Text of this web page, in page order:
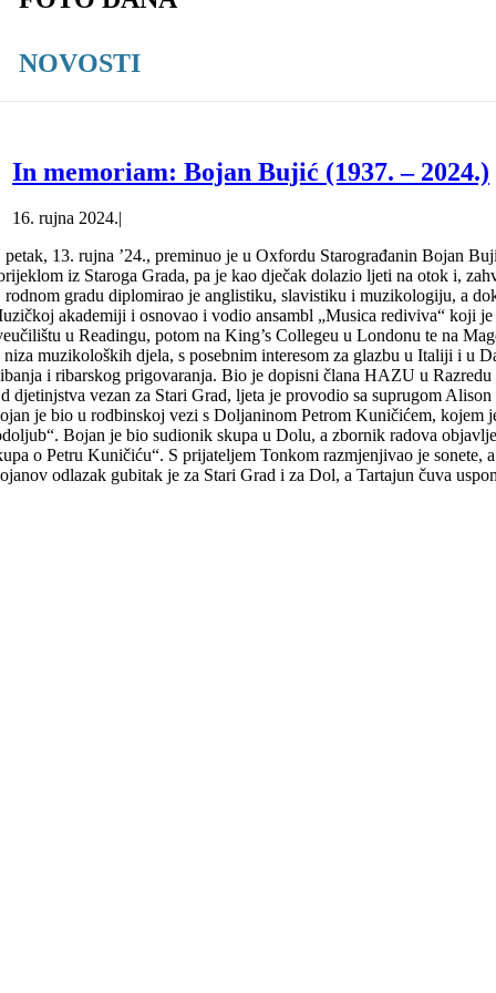
NOVOSTI
In memoriam: Bojan Bujić (1937. – 2024.)
16. rujna 2024.|
petak, 13. rujna ’24., preminuo je u Oxfordu Starograđanin Bojan
iz Staroga Grada, pa je kao dječak dolazio ljeti na otok i,
rodnom gradu diplomirao je anglistiku, slavistiku i muzikologiju, a
akademiji i osnovao i vodio ansambl „Musica rediviva“ koji
u Readingu, potom na King’s Collegeu u Londonu te na
niza muzikoloških djela, s posebnim interesom za glazbu u Italiji i u
i ribarskog prigovaranja. Bio je dopisni člana HAZU u
djetinjstva vezan za Stari Grad, ljeta je provodio sa suprugom
je bio u rodbinskoj vezi s Doljaninom Petrom Kuničićem, kojem
Bojan je bio sudionik skupa u Dolu, a zbornik radova
o Petru Kuničiću“. S prijateljem Tonkom razmjenjivao je
odlazak gubitak je za Stari Grad i za Dol, a Tartajun čuva